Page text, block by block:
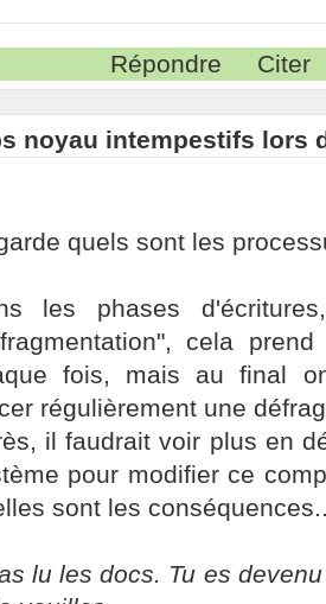
Répondre Citer
noyau intempestifs lors
quels sont les
les phases
cela
fois, mais au final
régulièrement une
il faudrait voir plus en
pour modifier ce
sont les
lu les docs. Tu es